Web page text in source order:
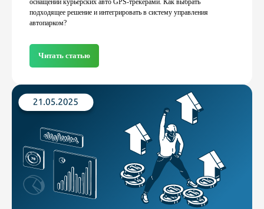
подходящее решение и интегрировать в систему управления
автопарком?
Читать статью